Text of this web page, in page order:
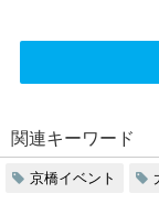
関連キーワード
京橋イベント